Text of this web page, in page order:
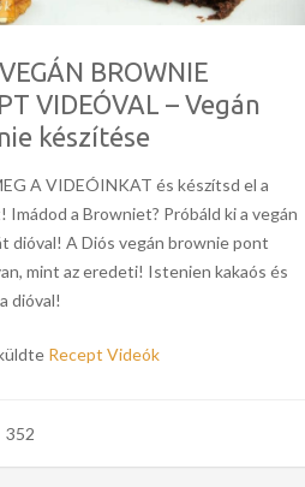
BROWNIE
VIDEÓVAL – Vegán
készítése
A VIDEÓINKAT és készítsd el a
a Browniet? Próbáld ki a vegán
dióval! A Diós vegán brownie pont
mint az eredeti! Istenien kakaós és
dióval!
Recept Videók
352